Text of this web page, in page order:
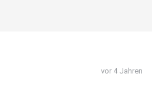
vor 4 Jahren